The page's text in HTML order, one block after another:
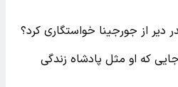
دیر از جورجینا خواستگاری کرد؟
که او مثل پادشاه زندگی